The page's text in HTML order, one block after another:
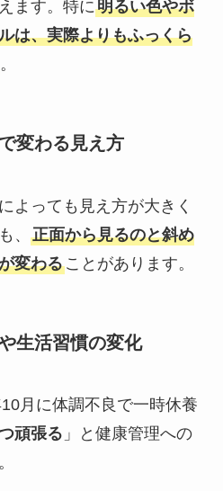
ます。特に明るい色やボ
は、実際よりもふっくら
。
変わる見え方
よっても見え方が大きく
、 正面から見るのと斜め
変わることがあります。
生活習慣の変化
月に体調不良で一時休養
頑張る 」と健康管理への